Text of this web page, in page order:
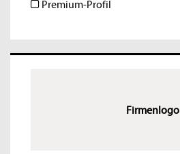
Premium-Profil
Firmenlogo